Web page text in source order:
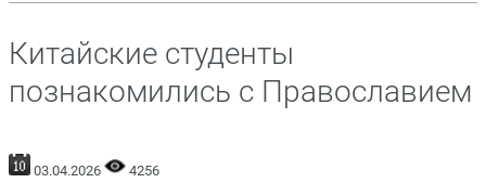
Китайские студенты
познакомились с Православием
03.04.2026 4256